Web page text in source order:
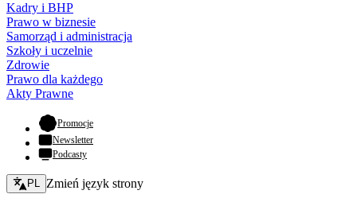
Kadry i BHP
Prawo w biznesie
Samorząd i administracja
Szkoły i uczelnie
Zdrowie
Prawo dla każdego
Akty Prawne
Promocje- otwiera się w nowej karcie
Newsletter
Podcasty
Zmień język - bieżący:
PL Zmień język strony